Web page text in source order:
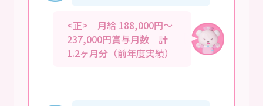
<正> 月給 188,000円～
237,000円賞与月数 計
1.2ヶ月分（前年度実績）